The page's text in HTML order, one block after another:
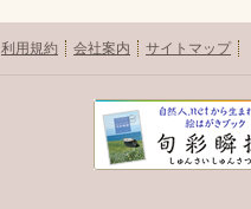
利用規約 会社案内 サイトマップ